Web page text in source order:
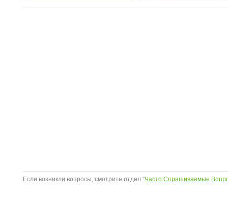
Если возникли вопросы, смотрите отдел "Часто Спрашиваемые